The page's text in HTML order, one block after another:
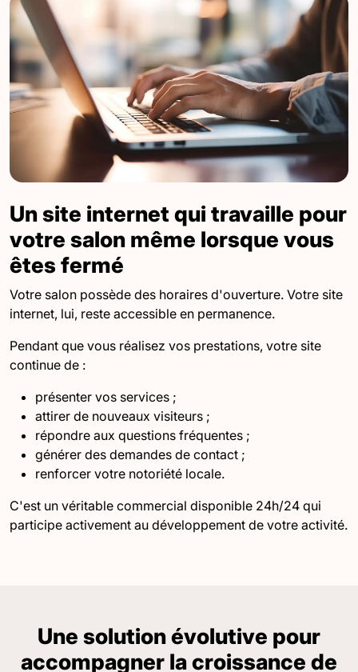
Un site internet qui travaille pour
votre salon même lorsque vous
êtes fermé
Votre salon possède des horaires d'ouverture. Votre site
internet, lui, reste accessible en permanence.
Pendant que vous réalisez vos prestations, votre site
continue de :
présenter vos services ;
attirer de nouveaux visiteurs ;
répondre aux questions fréquentes ;
générer des demandes de contact ;
renforcer votre notoriété locale.
C'est un véritable commercial disponible 24h/24 qui
participe activement au développement de votre activité.
Une solution évolutive pour
accompagner la croissance de